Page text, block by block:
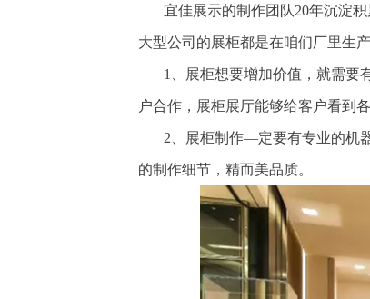
宜佳展示的制作团队20年沉淀
大型公司的展柜都是在咱们厂里生
1、展柜想要增加价值，就需要
户合作，展柜展厅能够给客户看到
2、展柜制作—定要有专业的机
的制作细节，精而美品质。